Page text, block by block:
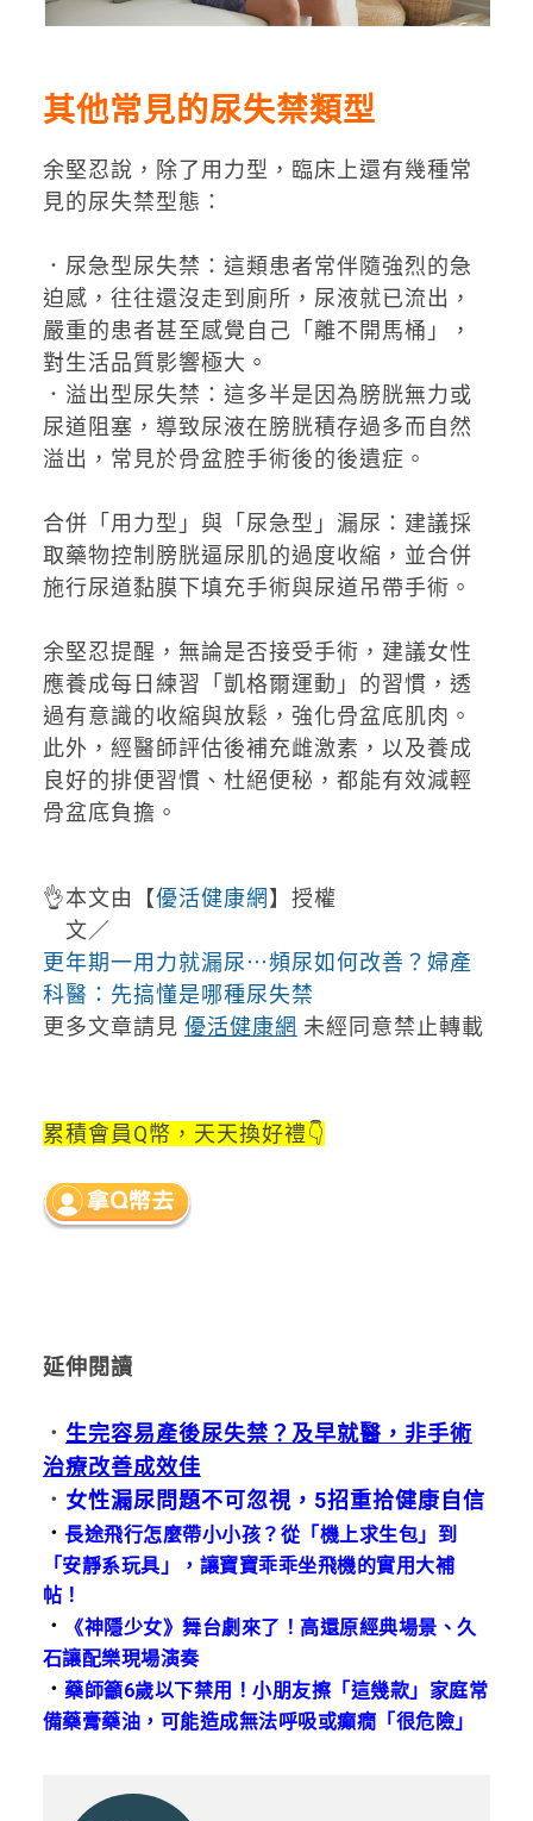
其他常見的尿失禁類型
余堅忍說，除了用力型，臨床上還有幾種常
見的尿失禁型態：
．尿急型尿失禁：這類患者常伴隨強烈的急
迫感，往往還沒走到廁所，尿液就已流出，
嚴重的患者甚至感覺自己「離不開馬桶」，
對生活品質影響極大。
．溢出型尿失禁：這多半是因為膀胱無力或
尿道阻塞，導致尿液在膀胱積存過多而自然
溢出，常見於骨盆腔手術後的後遺症。
合併「用力型」與「尿急型」漏尿：建議採
取藥物控制膀胱逼尿肌的過度收縮，並合併
施行尿道黏膜下填充手術與尿道吊帶手術。
余堅忍提醒，無論是否接受手術，建議女性
應養成每日練習「凱格爾運動」的習慣，透
過有意識的收縮與放鬆，強化骨盆底肌肉。
此外，經醫師評估後補充雌激素，以及養成
良好的排便習慣、杜絕便秘，都能有效減輕
骨盆底負擔。
👌本文由【優活健康網】授權
文／
更年期一用力就漏尿⋯頻尿如何改善？婦產
科醫：先搞懂是哪種尿失禁
更多文章請見 優活健康網 未經同意禁止轉載
累積會員Q幣，天天換好禮👇
延伸閱讀
． 生完容易產後尿失禁？及早就醫，非手術
治療改善成效佳
． 女性漏尿問題不可忽視，5招重拾健康自信
．長途飛行怎麼帶小小孩？從「機上求生包」到
「安靜系玩具」，讓寶寶乖乖坐飛機的實用大補
帖！
．
《神隱少女》舞台劇來了！高還原經典場景、久
石讓配樂現場演奏
． 藥師籲6歲以下禁用！小朋友擦「這幾款」家庭常
備藥膏藥油，可能造成無法呼吸或癲癇「很危險」